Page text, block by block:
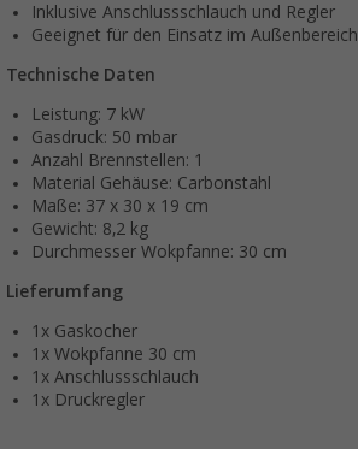
Inklusive Anschlussschlauch und Regler
Geeignet für den Einsatz im Außenbereich
Technische Daten
Leistung: 7 kW
Gasdruck: 50 mbar
Anzahl Brennstellen: 1
Material Gehäuse: Carbonstahl
Maße: 37 x 30 x 19 cm
Gewicht: 8,2 kg
Durchmesser Wokpfanne: 30 cm
Lieferumfang
1x Gaskocher
1x Wokpfanne 30 cm
1x Anschlussschlauch
1x Druckregler